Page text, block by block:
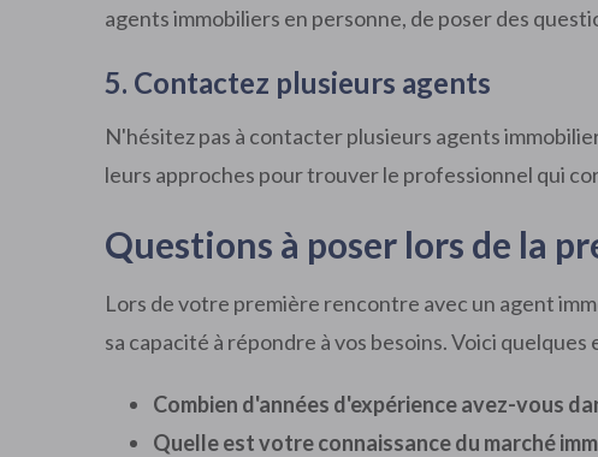
agents immobiliers en personne, de poser des
5. Contactez plusieurs agents
N'hésitez pas à contacter plusieurs agents
leurs approches pour trouver le professionnel qui
Questions à poser lors de la
Lors de votre première rencontre avec un agent
sa capacité à répondre à vos besoins. Voici quelques
Combien d'années d'expérience avez-vous
Quelle est votre connaissance du marché